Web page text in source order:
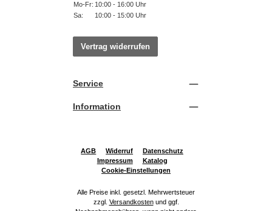
Mo-Fr: 10:00 - 16:00 Uhr
Sa:
10:00 - 15:00 Uhr
Vertrag widerrufen
Service
Information
AGB Widerruf
Datenschutz
Impressum
Katalog
Cookie-Einstellungen
Alle Preise inkl. gesetzl. Mehrwertsteuer
zzgl. Versandkostenund ggf.